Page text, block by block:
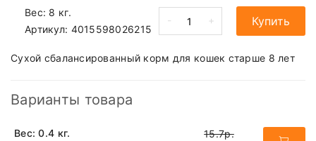
Вес: 8 кг.
Артикул: 4015598026215
- + Купить
Сухой сбалансированный корм для кошек старше 8 лет
Варианты товара
Вес: 0.4 кг.
15.7р.